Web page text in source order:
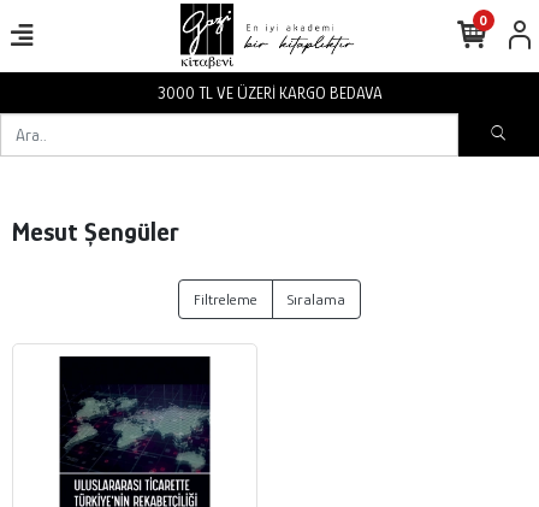
3000 TL VE ÜZERİ KARGO BEDAVA
0
Mesut Şengüler
Filtreleme Sıralama